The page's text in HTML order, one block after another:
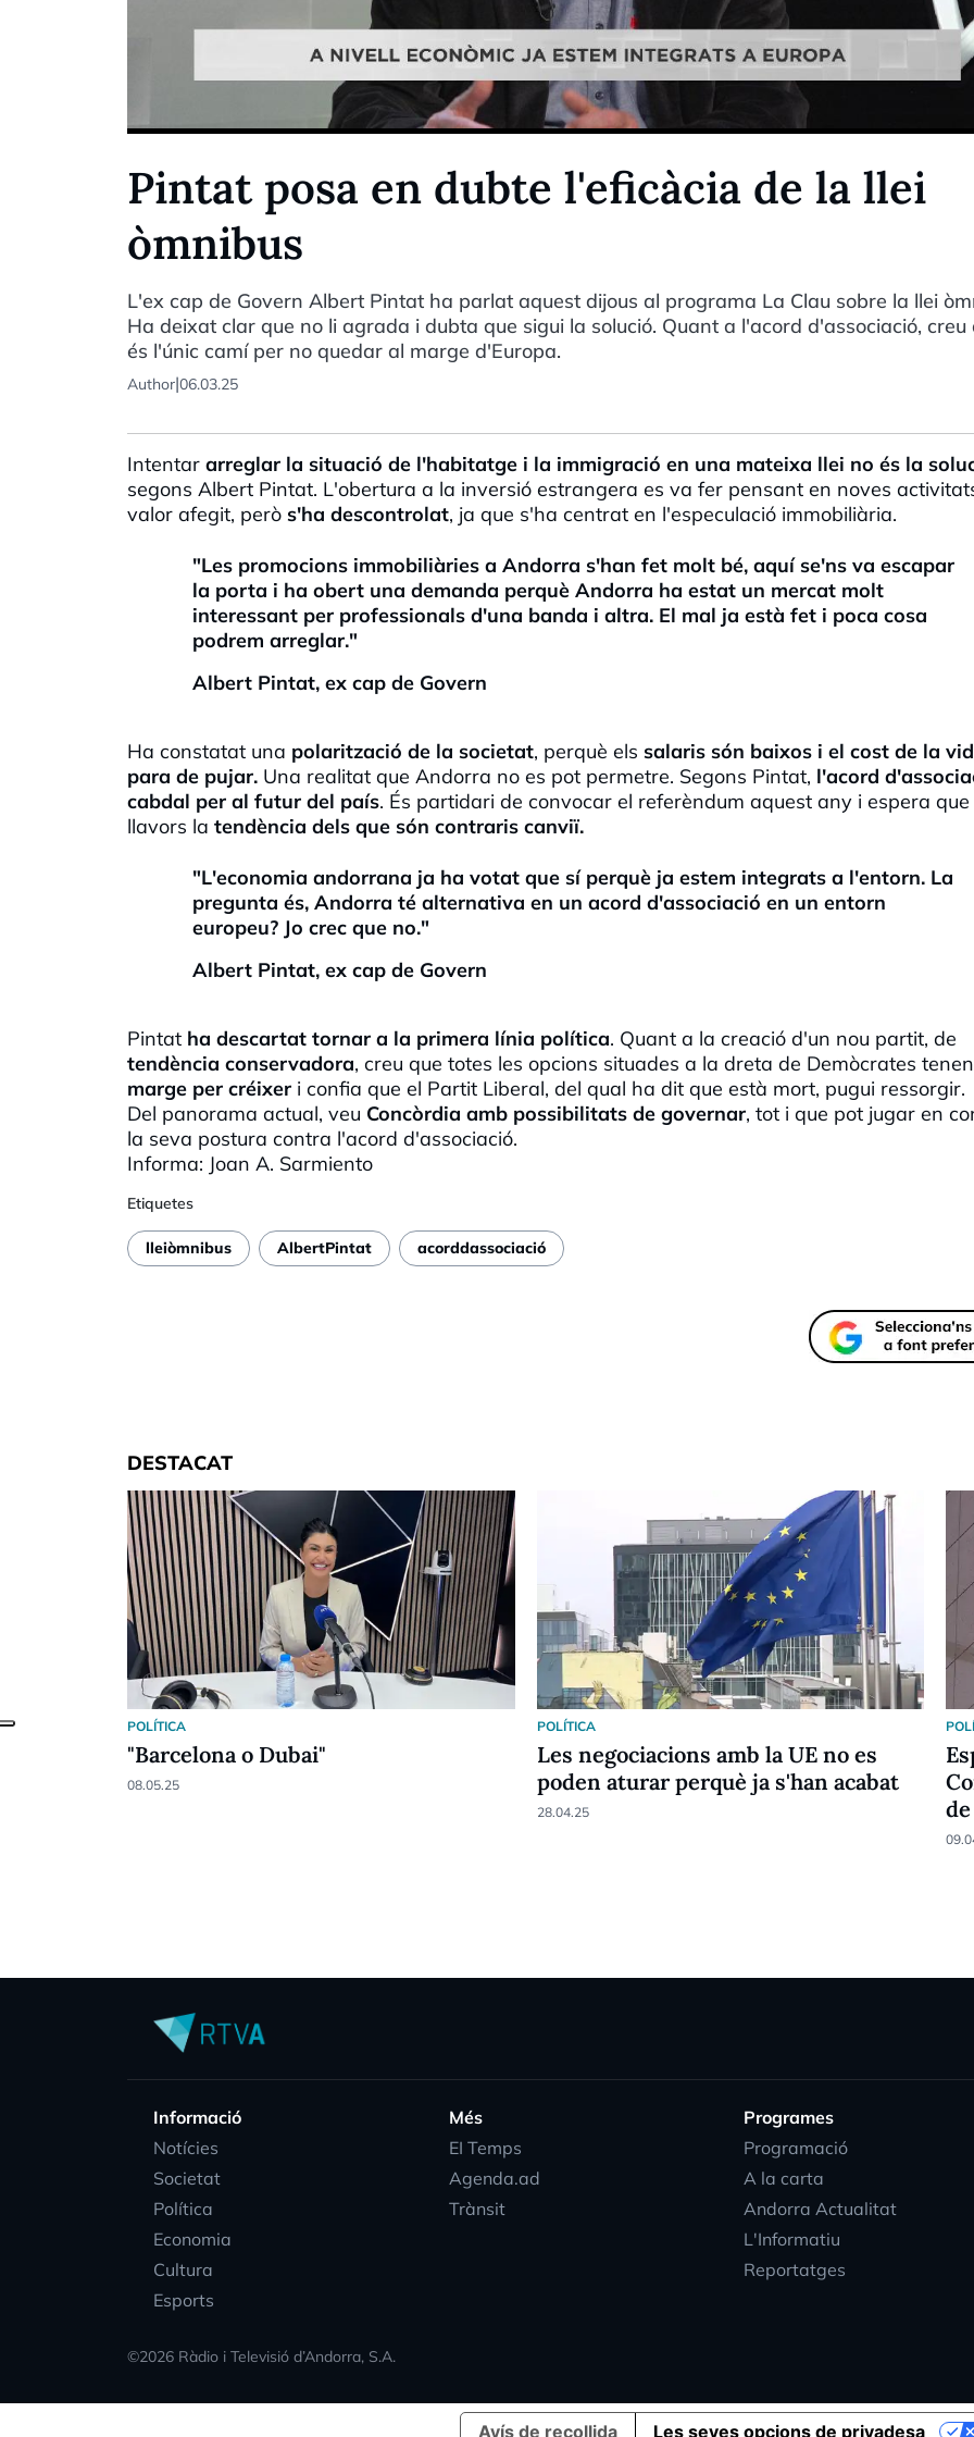
Pintat posa en dubte l'eficàcia de la llei
òmnibus
L'ex cap de Govern Albert Pintat ha parlat aquest dijous al programa La Clau sobre la llei
Ha deixat clar que no li agrada i dubta que sigui la solució. Quant a l'acord d'associació, creu
és l'únic camí per no quedar al marge d'Europa.
Author|06.03.25
Intentar arreglar la situació de l'habitatge i la immigració en una mateixa llei no és la
segons Albert Pintat. L'obertura a la inversió estrangera es va fer pensant en noves
valor afegit, però s'ha descontrolat, ja que s'ha centrat en l'especulació immobiliària.
"Les promocions immobiliàries a Andorra s'han fet molt bé, aquí se'ns va escapar
la porta i ha obert una demanda perquè Andorra ha estat un mercat molt
interessant per professionals d'una banda i altra. El mal ja està fet i poca cosa
podrem arreglar."
Albert Pintat, ex cap de Govern
Ha constatat una polarització de la societat, perquè els salaris són baixos i el cost de la
para de pujar. Una realitat que Andorra no es pot permetre. Segons Pintat, l'acord
cabdal per al futur del país. És partidari de convocar el referèndum aquest any i espera
llavors la tendència dels que són contraris canviï.
"L'economia andorrana ja ha votat que sí perquè ja estem integrats a l'entorn. La
pregunta és, Andorra té alternativa en un acord d'associació en un entorn
europeu? Jo crec que no."
Albert Pintat, ex cap de Govern
Pintat ha descartat tornar a la primera línia política. Quant a la creació d'un nou partit, de
tendència conservadora, creu que totes les opcions situades a la dreta de Demòcrates tenen
marge per créixer i confia que el Partit Liberal, del qual ha dit que està mort, pugui ressorgir.
Del panorama actual, veu Concòrdia amb possibilitats de governar, tot i que pot jugar en
la seva postura contra l'acord d'associació.
Informa: Joan A. Sarmiento
Etiquetes
lleiòmnibus AlbertPintat acorddassociació
DESTACAT
POLÍTICA
"Barcelona o Dubai"
08.05.25
POLÍTICA
Les negociacions amb la UE no es
poden aturar perquè ja s'han acabat
28.04.25
Informació
Notícies
Societat
Política
Economia
Cultura
Esports
Més
EI Temps
Agenda.ad
Trànsit
Programes
Programació
A la carta
Andorra Actualitat
L'Informatiu
Reportatges
©2026 Ràdio i Televisió d’Andorra, S.A.
Avís de recollida Les seves opcions de privadesa